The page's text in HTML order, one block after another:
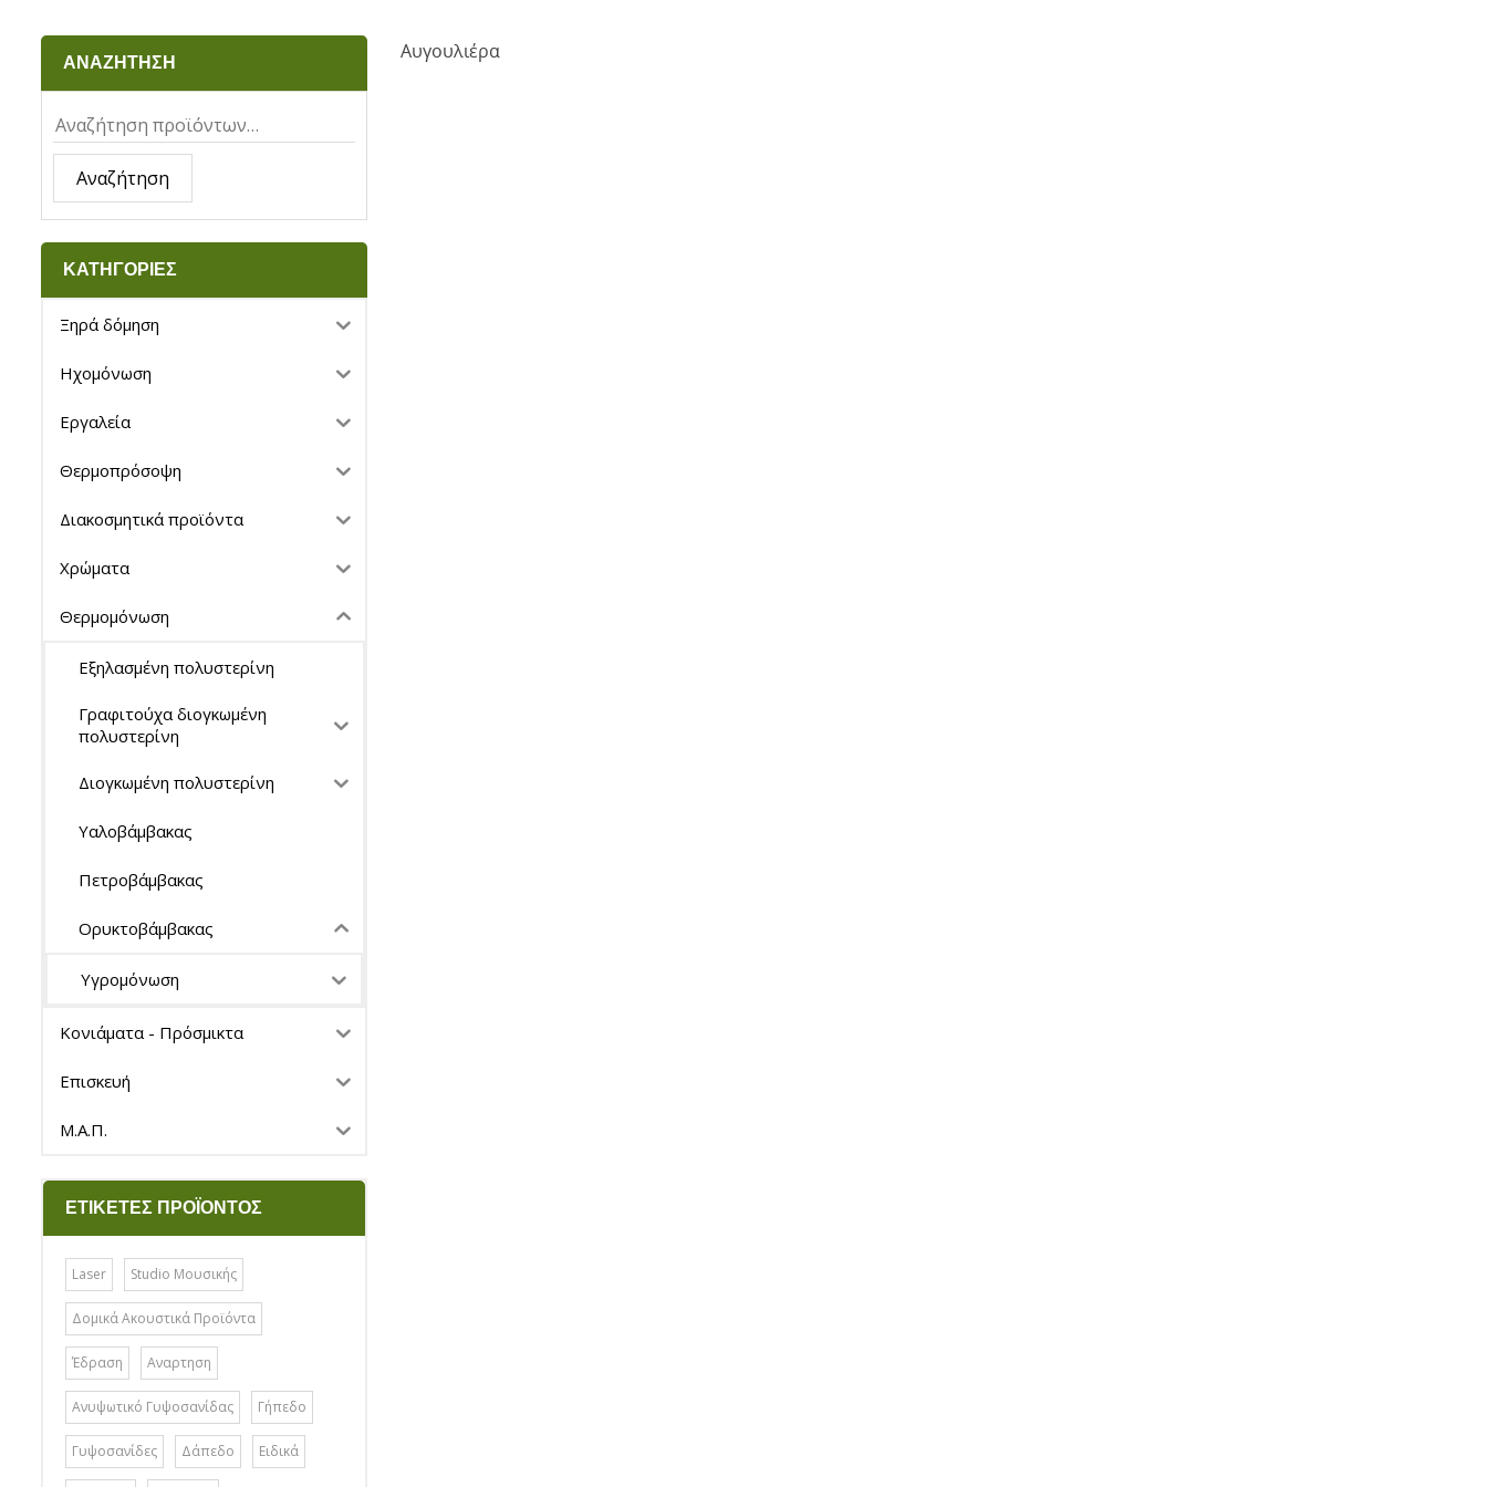
ΑΝΑΖΗΤΗΣΗ
Αναζήτηση
ΚΑΤΗΓΟΡΙΕΣ
Ξηρά δόμηση
Ηχομόνωση
Εργαλεία
Θερμοπρόσοψη
Διακοσμητικά προϊόντα
Χρώματα
Θερμομόνωση
Εξηλασμένη πολυστερίνη
Γραφιτούχα διογκωμένη
πολυστερίνη
Διογκωμένη πολυστερίνη
Υαλοβάμβακας
Πετροβάμβακας
Ορυκτοβάμβακας
Υγρομόνωση
Κονιάματα - Πρόσμικτα
Επισκευή
Μ.Α.Π.
ΕΤΙΚΈΤΕΣ ΠΡΟΪΌΝΤΟΣ
Laser Studio Μουσικής
Δομικά Ακουστικά Προϊόντα
Έδραση Αναρτηση
Ανυψωτικό Γυψοσανίδας Γήπεδο
Γυψοσανίδες Δάπεδο Ειδικά
Αυγουλιέρα